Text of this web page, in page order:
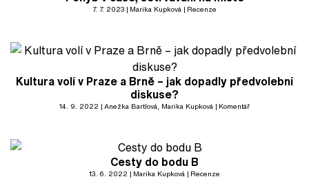
7. 7. 2023 Marika Kupková Recenze
Kultura volí v Praze a Brně – jak dopadly předvolební
diskuse?
14. 9. 2022 Anežka Bartlová, Marika Kupková Komentář
Cesty do bodu B
13. 6. 2022 Marika Kupková Recenze